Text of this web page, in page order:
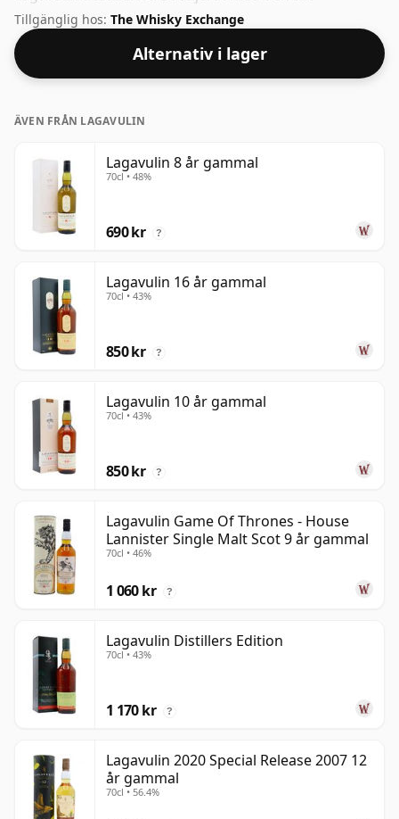
populärare styrkan på 43%, vilket är ett respektabelt
drickande ABV.
Tillgänglig hos: The Whisky Exchange
Alternativ i lager
ÄVEN FRÅN LAGAVULIN
Lagavulin 8 år gammal
70cl • 48%
690 kr ?
Lagavulin 16 år gammal
70cl • 43%
850 kr ?
Lagavulin 10 år gammal
70cl • 43%
850 kr ?
Lagavulin Game Of Thrones - House
Lannister Single Malt Scot 9 år gammal
70cl • 46%
1 060 kr ?
Lagavulin Distillers Edition
70cl • 43%
1 170 kr ?
Lagavulin 2020 Special Release 2007 12
år gammal
70cl • 56.4%